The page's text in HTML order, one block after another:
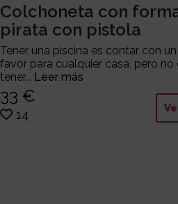
Colchoneta con
pirata con pistola
Tener una piscina es contar con
favor para cualquier casa, pero no
tener... Leer más
33 €
14